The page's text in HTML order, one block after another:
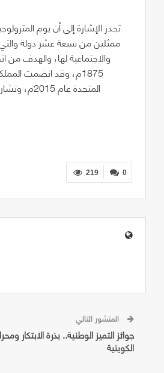
ممثلين من سبعة عشر دولة والتي
والاجتماعية لها، والهدف من
المتحدة
0
219
المنشور التالي
جوائز التميز الوطنية.. بذرة الابتكار
الكويتية